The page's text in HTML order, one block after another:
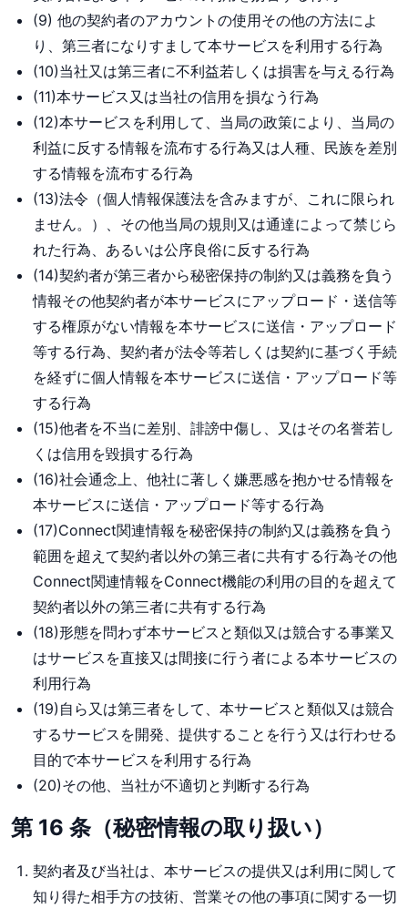
(9) 他の契約者のアカウントの使用その他の方法によ
り、第三者になりすまして本サービスを利用する行為
(10)当社又は第三者に不利益若しくは損害を与える行為
(11)本サービス又は当社の信用を損なう行為
(12)本サービスを利用して、当局の政策により、当局の
利益に反する情報を流布する行為又は人種、民族を差別
する情報を流布する行為
(13)法令（個人情報保護法を含みますが、これに限られ
ません。）、その他当局の規則又は通達によって禁じら
れた行為、あるいは公序良俗に反する行為
(14)契約者が第三者から秘密保持の制約又は義務を負う
情報その他契約者が本サービスにアップロード・送信等
する権原がない情報を本サービスに送信・アップロード
等する行為、契約者が法令等若しくは契約に基づく手続
を経ずに個人情報を本サービスに送信・アップロード等
する行為
(15)他者を不当に差別、誹謗中傷し、又はその名誉若し
くは信用を毀損する行為
(16)社会通念上、他社に著しく嫌悪感を抱かせる情報を
本サービスに送信・アップロード等する行為
(17)Connect関連情報を秘密保持の制約又は義務を負う
範囲を超えて契約者以外の第三者に共有する行為その他
Connect関連情報をConnect機能の利用の目的を超えて
契約者以外の第三者に共有する行為
(18)形態を問わず本サービスと類似又は競合する事業又
はサービスを直接又は間接に行う者による本サービスの
利用行為
(19)自ら又は第三者をして、本サービスと類似又は競合
するサービスを開発、提供することを行う又は行わせる
目的で本サービスを利用する行為
(20)その他、当社が不適切と判断する行為
第 16 条（秘密情報の取り扱い）
契約者及び当社は、本サービスの提供又は利用に関して
知り得た相手方の技術、営業その他の事項に関する一切